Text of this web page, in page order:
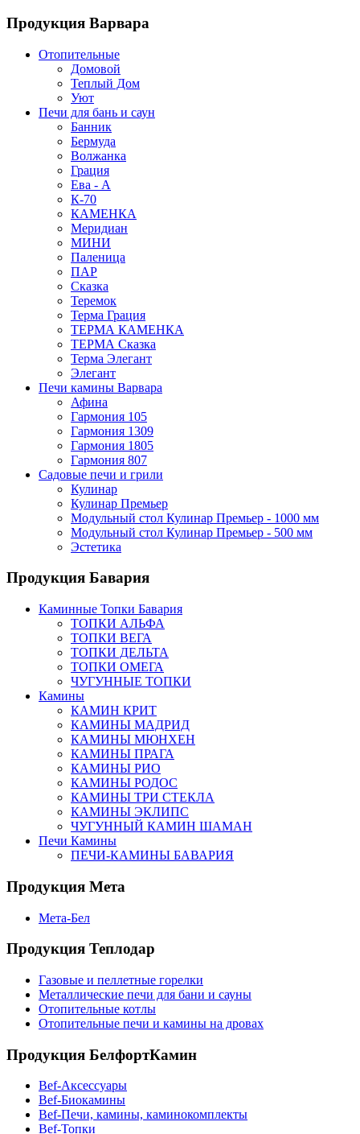
Продукция Варвара
Отопительные
Домовой
Теплый Дом
Уют
Печи для бань и саун
Банник
Бермуда
Волжанка
Грация
Ева - А
К-70
КАМЕНКА
Меридиан
МИНИ
Паленица
ПАР
Сказка
Теремок
Терма Грация
ТЕРМА КАМЕНКА
ТЕРМА Сказка
Терма Элегант
Элегант
Печи камины Варвара
Афина
Гармония 105
Гармония 1309
Гармония 1805
Гармония 807
Садовые печи и грили
Кулинар
Кулинар Премьер
Модульный стол Кулинар Премьер - 1000 мм
Модульный стол Кулинар Премьер - 500 мм
Эстетика
Продукция Бавария
Каминные Топки Бавария
ТОПКИ АЛЬФА
ТОПКИ ВЕГА
ТОПКИ ДЕЛЬТА
ТОПКИ ОМЕГА
ЧУГУННЫЕ ТОПКИ
Камины
КАМИН КРИТ
КАМИНЫ МАДРИД
КАМИНЫ МЮНХЕН
КАМИНЫ ПРАГА
КАМИНЫ РИО
КАМИНЫ РОДОС
КАМИНЫ ТРИ СТЕКЛА
КАМИНЫ ЭКЛИПС
ЧУГУННЫЙ КАМИН ШАМАН
Печи Камины
ПЕЧИ-КАМИНЫ БАВАРИЯ
Продукция Мета
Мета-Бел
Продукция Теплодар
Газовые и пеллетные горелки
Металлические печи для бани и сауны
Отопительные котлы
Отопительные печи и камины на дровах
Продукция БелфортКамин
Bef-Аксессуары
Bef-Биокамины
Bef-Печи, камины, каминокомплекты
Bef-Топки